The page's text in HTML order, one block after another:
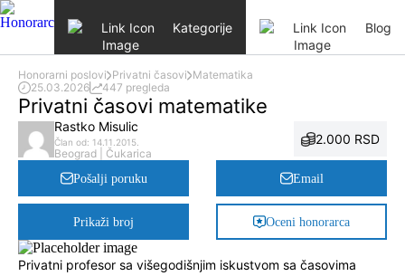
Skip to content
Kategorije
Blog
Honorarni poslovi Privatni časovi Matematika
25.03.2026
447 pregleda
Privatni časovi matematike
2.000 RSD
Rastko Misulic
Beograd | Čukarica
Član od: 14.11.2015.
Pošalji poruku Email
Prikaži broj Oceni honorarca
Privatni profesor sa višegodišnjim iskustvom sa časovima